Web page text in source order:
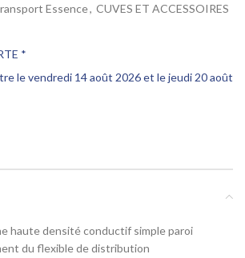
Essence, CUVES ET ACCESSOIRES
*
le vendredi 14 août 2026 et le jeudi 20 août
haute densité conductif simple paroi
du flexible de distribution